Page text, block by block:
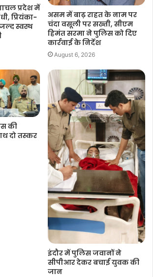
प्रदेश में
प्रियंका-
स्वस्थ
असम में बाढ़ राहत के नाम पर
चंदा वसूली पर सख्ती, सीएम
हिमंत सरमा ने पुलिस को दिए
कार्रवाई के निर्देश
August 6, 2026
की
दो तस्कर
इंदौर में पुलिस जवानों ने
सीपीआर देकर बचाई युवक की
जान